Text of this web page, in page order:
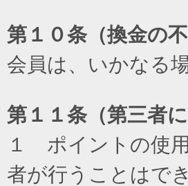
第１０条（換金の不
会員は、いかなる
第１１条（第三者に
１ ポイントの使
者が行うことはで